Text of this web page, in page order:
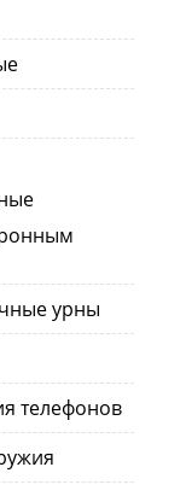
урны
телефонов